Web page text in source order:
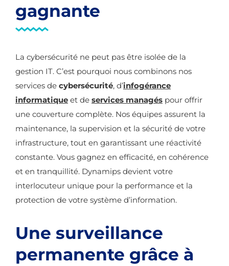
gagnante
La cybersécurité ne peut pas être isolée de la
gestion IT. C’est pourquoi nous combinons nos
services de cybersécurité, d’infogérance
informatique et de services managés pour offrir
une couverture complète. Nos équipes assurent la
maintenance, la supervision et la sécurité de votre
infrastructure, tout en garantissant une réactivité
constante. Vous gagnez en efficacité, en cohérence
et en tranquillité. Dynamips devient votre
interlocuteur unique pour la performance et la
protection de votre système d’information.
Une surveillance
permanente grâce à